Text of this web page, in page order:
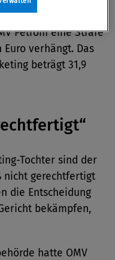
Petrom eine Strafe
verhängt. Das
beträgt 31,9
Tochter sind der
nicht gerechtfertigt
die Entscheidung
bekämpfen,
hatte OMV